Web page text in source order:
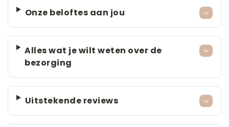
Onze beloftes aan jou
Alles wat je wilt weten over de
bezorging
Uitstekende reviews